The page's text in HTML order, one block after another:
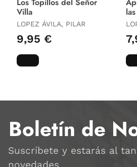
Villa
LOPEZ ÁVILA, PILAR
9,95 €
4.
Boletín de
Suscríbete y estarás al
novedades